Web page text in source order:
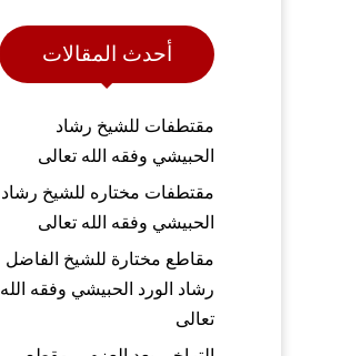
أحدث المقالات
مقتطفات للشيخ رشاد
الحبيشي وفقه الله تعالى
مقتطفات مختاره للشيخ رشاد
الحبيشي وفقه الله تعالى
مقاطع مختارة للشيخ الفاضل
رشاد الورد الحبيشي وفقه الله
تعالى